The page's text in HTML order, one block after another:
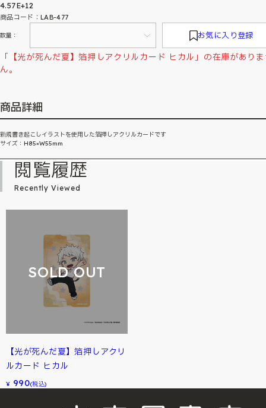
4.57E+12
商品コード：LAB-477
数量： お気に入り登録
「【光が死んだ夏】箔押しアクリルカード ヒカル」の在庫があり
ん。
商品詳細
新規書き起こしイラストを使用した箔押しアクリルカードです
サイズ：H85×W55mm
閲覧履歴
Recently Viewed
SOLD OUT
【光が死んだ夏】箔押しアクリ
ルカード ヒカル
¥ 990(税込)